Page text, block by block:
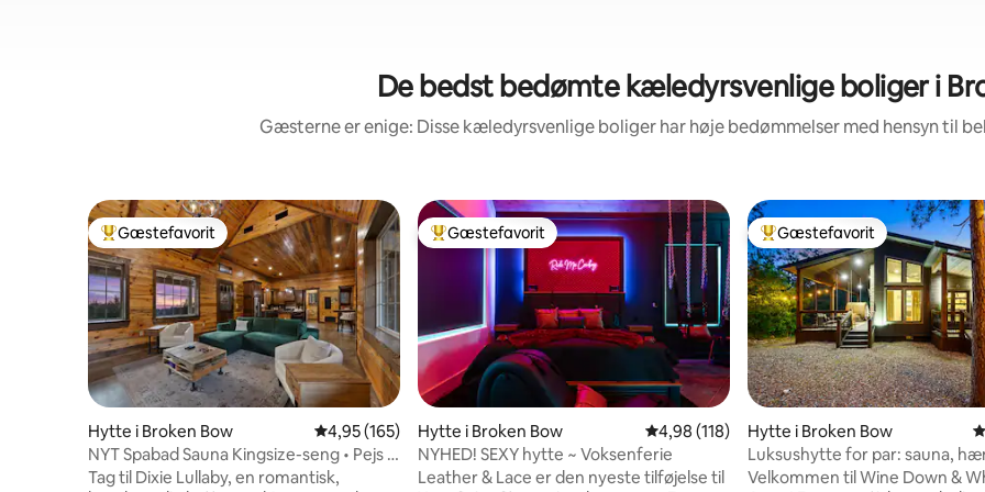
De bedst bedømte kæledyrsvenlige boliger i
Gæsterne er enige: Disse kæledyrsvenlige boliger har høje bedømmelser med hensyn til
Bedste gæstefavorit
Gæstefavorit
Hytte i Broken Bow 4,95 ud af 5 i gennemsnitlig bedømmelse, 165 omtaler
4,95 (165)
NYT Spabad Sauna Kingsize-seng • Pejs •
Kæledyr tilladt
Tag til Dixie Lullaby, en romantisk,
Bedste gæstefavorit
Gæstefavorit
Hytte i Broken Bow 4,98 ud af 5 i gennemsnitlig bedømmelse,
4,98 (118)
NYHED! SEXY hytte ~ Voksenferie
Leather & Lace er den nyeste tilføjelse til
Bedste gæstefavorit
Gæstefavorit
Hytte i Broken Bow
Luksushytte for par: sauna,
og spabad
Velkommen til Wine Down &